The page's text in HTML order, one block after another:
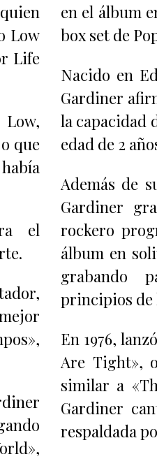
Low
Life
que
el
en el álbum
box set de
Nacido en
Gardiner
la capacidad
edad de 2
Además de
Gardiner
rockero
álbum en
grabando
principios de
En 1976,
Are Tight»,
similar a
Gardiner
respaldada